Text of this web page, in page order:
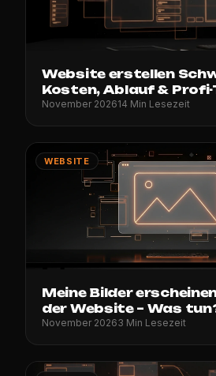
Website erstellen
Kosten, Ablauf &
November 202614 Min Lesezeit
WEBSITE
Meine Bilder
der Website – Was
November 20263 Min Lesezeit